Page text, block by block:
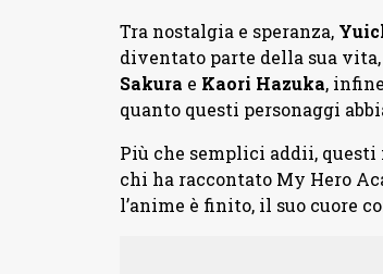
Tra nostalgia e speranza,
diventato parte della sua
Sakura e Kaori Hazuka,
quanto questi personaggi
Più che semplici addii, questi
chi ha raccontato My Hero
l’anime è finito, il suo cuore